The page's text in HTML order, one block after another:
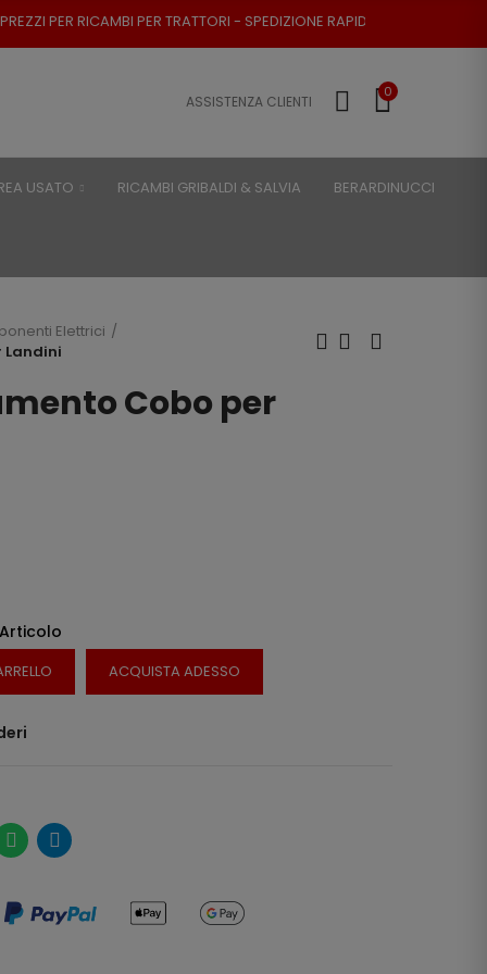
PER TRATTORI - SPEDIZIONE RAPIDA - RESO POSSIBILE
ASSISTENZA CLIENTI
0
USATO RICAMBI GRIBALDI & SALVIA BERARDINUCCI
Elettrici
Landini
Cobo per
ACQUISTA ADESSO